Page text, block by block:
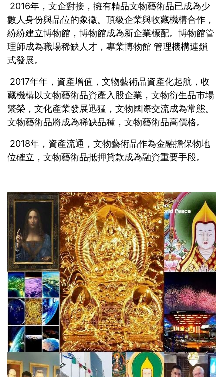
2016年，文企對接，擁有精品文物藝術品已成為少
數人身份與品位的象徵。頂級企業與收藏機構合作，
紛紛建立博物館，博物館成為新企業標配。博物館管
理師成為職場稀缺人才，專業博物館 管理機構連鎖
式發展。
2017年年，資產增值，文物藝術品資產化起航，收
藏機構以文物藝術品資產入股企業，文物衍生品市場
繁榮，文化產業發展迅猛，文物國際交流成為常態。
文物藝術品將成為稀缺品種，文物藝術品高價格。
2018年，資產流通，文物藝術品作為金融擔保物地
位確立，文物藝術品抵押貸款成為融資重要手段。